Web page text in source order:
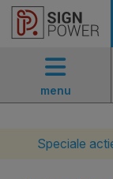
menu
Speciale